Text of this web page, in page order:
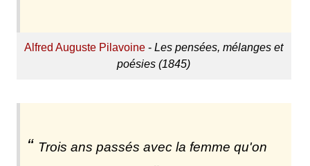
Alfred Auguste Pilavoine -Les pensées, mélanges et
poésies (1845)
Trois ans passés avec la femme qu'on